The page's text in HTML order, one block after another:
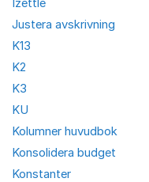
Izettle
Justera avskrivning
K13
K2
K3
KU
Kolumner huvudbok
Konsolidera budget
Konstanter